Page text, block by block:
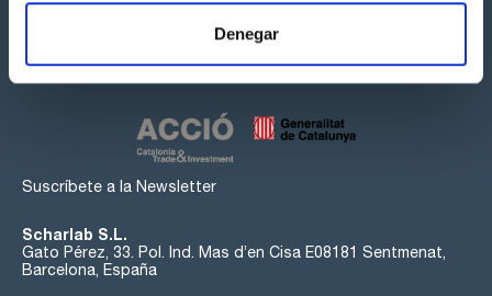
Denegar
Síguenos:
Suscríbete a la Newsletter
Scharlab S.L.
Gato Pérez, 33. Pol. Ind. Mas d’en Cisa E08181 Sentmenat,
Barcelona, España